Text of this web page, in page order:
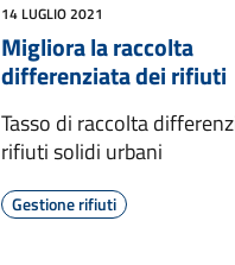
14 LUGLIO 2021
Migliora la raccolta
differenziata dei rifiuti
Tasso di raccolta
rifiuti solidi urbani
Gestione rifiuti